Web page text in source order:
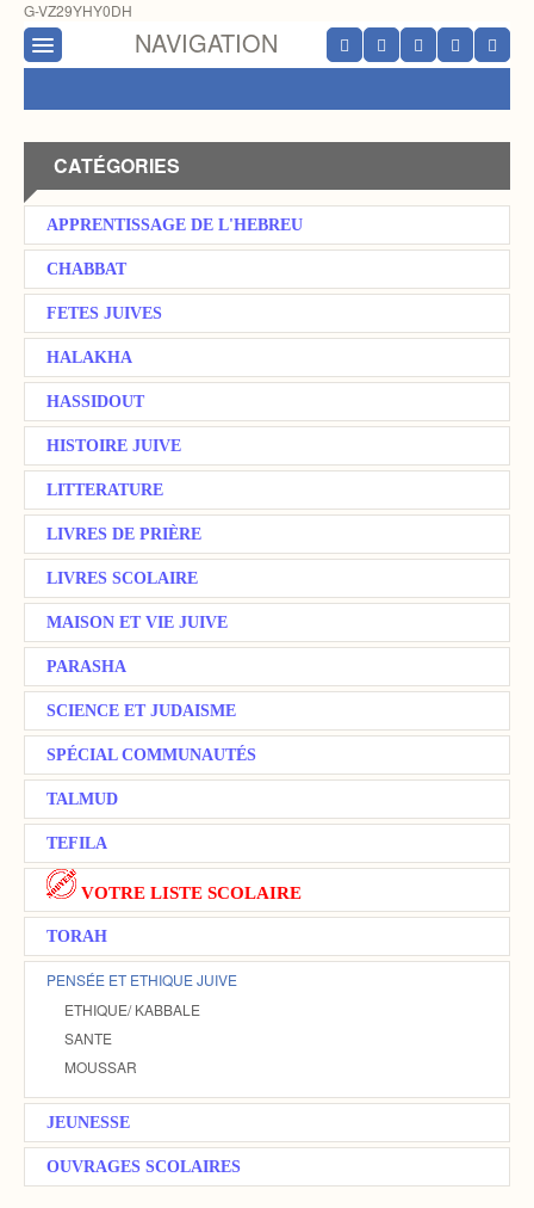
G-VZ29YHY0DH
NAVIGATION
CATÉGORIES
APPRENTISSAGE DE L'HEBREU
CHABBAT
FETES JUIVES
HALAKHA
HASSIDOUT
HISTOIRE JUIVE
LITTERATURE
LIVRES DE PRIÈRE
LIVRES SCOLAIRE
MAISON ET VIE JUIVE
PARASHA
SCIENCE ET JUDAISME
SPÉCIAL COMMUNAUTÉS
TALMUD
TEFILA
VOTRE LISTE SCOLAIRE
TORAH
PENSÉE ET ETHIQUE JUIVE
ETHIQUE/ KABBALE
SANTE
MOUSSAR
JEUNESSE
OUVRAGES SCOLAIRES